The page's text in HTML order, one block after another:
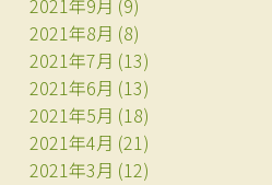
2021年9月 (9)
2021年8月 (8)
2021年7月 (13)
2021年6月 (13)
2021年5月 (18)
2021年4月 (21)
2021年3月 (12)